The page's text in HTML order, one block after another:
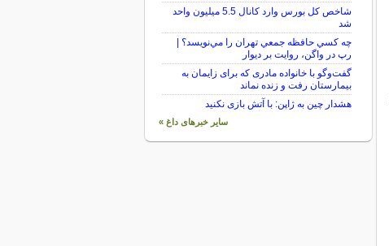
شاخص کل بورس وارد کانال 5.5 میلیون واحد
شد
چه كسي حافظه جمعي تهران را مي‌نويسد؟ |
رپ در واگن، روايت بر ديوار
گفت‌وگو با خانواده مادری که برای زایمان به
بیمارستان رفت و زنده نماند
هشدار چین به ژاپن: با آتش بازی نکنید
سایر خبرهای داغ »